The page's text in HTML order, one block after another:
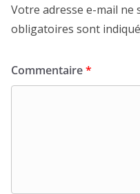
Votre adresse e-mail ne
obligatoires sont
Commentaire*